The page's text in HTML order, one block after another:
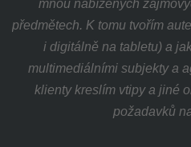
mnou nabízených
předmětech. K tomu tvořím
i digitálně na tabletu) a
multimediálními subjekty a
klienty kreslím vtipy a jiné
požadavků